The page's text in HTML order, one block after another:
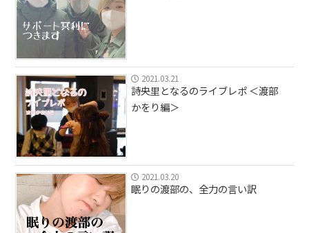
2021.03.21
詩央里となるのライブレポ ＜渡部
かをり編＞
2021.03.20
眠りの渡部の、全力の言い訳